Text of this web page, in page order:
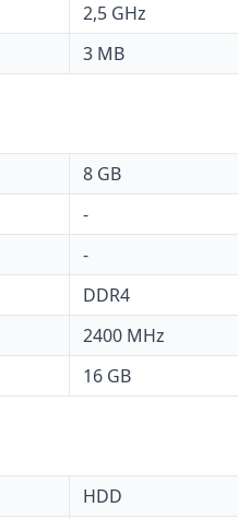
2,5 GHz
3 MB
8 GB
-
-
DDR4
2400 MHz
16 GB
HDD